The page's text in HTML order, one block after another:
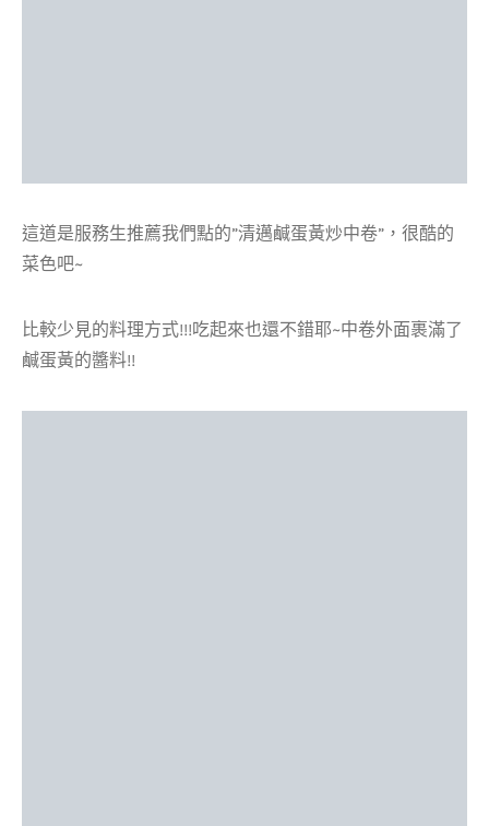
這道是服務生推薦我們點的”清邁鹹蛋黃炒中卷”，很酷的
菜色吧~
比較少見的料理方式!!!吃起來也還不錯耶~中卷外面裹滿了
鹹蛋黃的醬料!!